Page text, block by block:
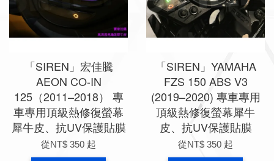
「SIREN」宏佳騰
AEON CO-IN
125（2011–2018） 專
車專用頂級熱修復螢幕
犀牛皮、抗UV保護貼膜
從NT$ 350 起
「SIREN」YAMAHA
FZS 150 ABS V3
(2019–2020) 專車專用
頂級熱修復螢幕犀牛
皮、抗UV保護貼膜
從NT$ 350 起